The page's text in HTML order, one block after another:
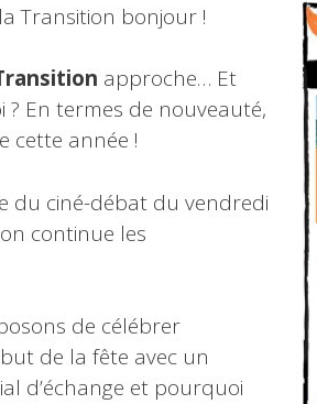
Transition bonjour !
approche… Et
? En termes de nouveauté,
cette année !
du ciné-débat du vendredi
continue les
de célébrer
de la fête avec un
d’échange et pourquoi